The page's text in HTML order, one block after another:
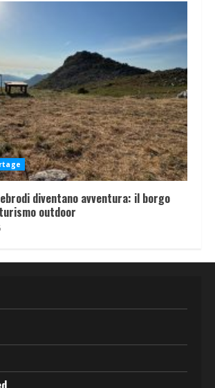
diventano avventura: il borgo
outdoor